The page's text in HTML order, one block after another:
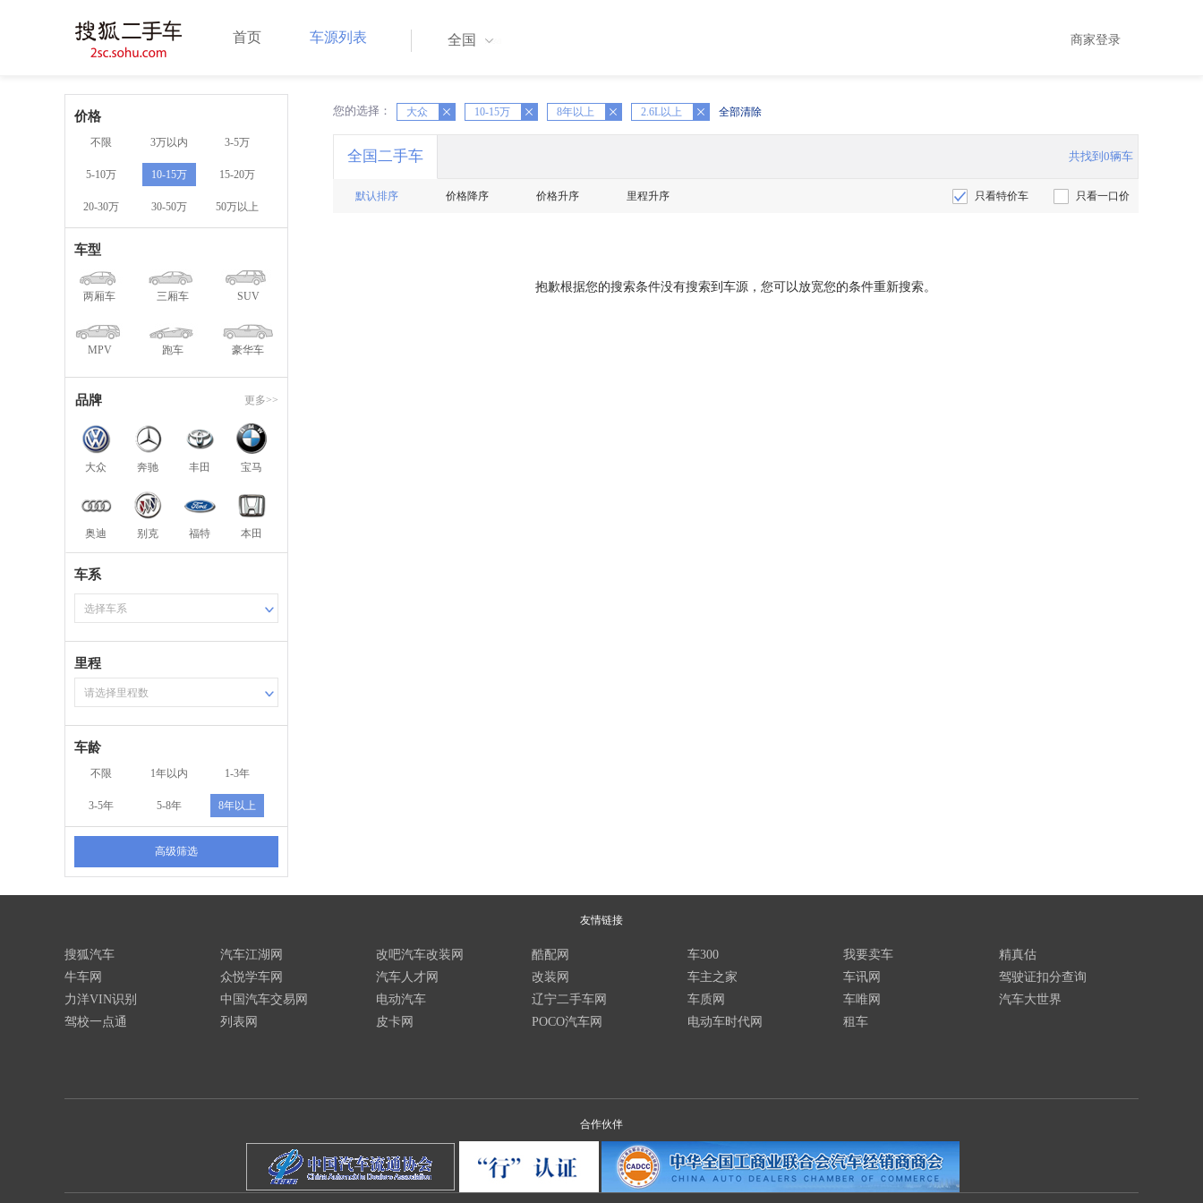
首页 车源列表 全国 商家登录
价格
不限 3万以内 3-5万
5-10万 10-15万 15-20万
20-30万 30-50万 50万以上
车型
两厢车 三厢车 SUV
MPV 跑车 豪华车
品牌 更多>>
大众 奔驰 丰田 宝马
奥迪 别克 福特 本田
车系
选择车系
里程
请选择里程数
车龄
不限 1年以内 1-3年
3-5年 5-8年 8年以上
高级筛选
您的选择： 大众
X 10-15万
X 8年以上
X 2.6L以上
X 全部清除
全国二手车 共找到0辆车
只看特价车 只看一口价
默认排序 价格降序 价格升序 里程升序
抱歉根据您的搜索条件没有搜索到车源，您可以放宽您的条件重新搜索。
友情链接
搜狐汽车
牛车网
力洋VIN识别
驾校一点通
汽车江湖网
众悦学车网
中国汽车交易网
列表网
改吧汽车改装网
汽车人才网
电动汽车
皮卡网
酷配网
改装网
辽宁二手车网
POCO汽车网
车300
车主之家
车质网
电动车时代网
我要卖车
车讯网
车唯网
租车
精真估
驾驶证扣分查询
汽车大世界
合作伙伴